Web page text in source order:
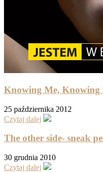
Knowing Me, Knowing
25 października 2012
Czytaj dalej
The other side- sneak
30 grudnia 2010
Czytaj dalej